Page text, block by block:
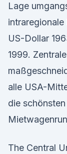
Lage
US-Dollar
1999.
alle USA-
die
The Central